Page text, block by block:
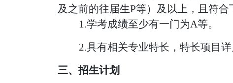
及之前的往届生P等）及以上，且符合
1.学考成绩至少有一门为A等。
2.具有相关专业特长，特长项目
三、招生计划